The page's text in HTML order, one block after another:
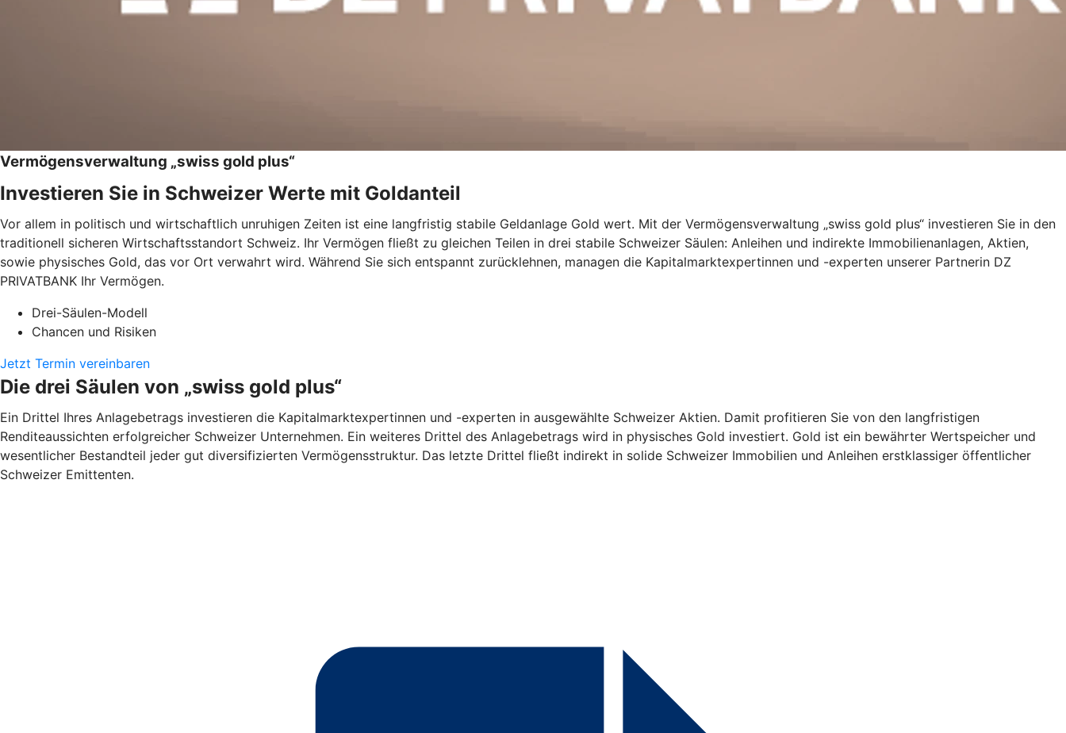
Vermögensverwaltung „swiss gold plus“
Investieren Sie in Schweizer Werte mit Goldanteil
Vor allem in politisch und wirtschaftlich unruhigen Zeiten ist eine langfristig stabile Geldanlage Gold wert. Mit der Vermögensverwaltung „swiss gold plus“ investieren Sie in den
traditionell sicheren Wirtschaftsstandort Schweiz. Ihr Vermögen fließt zu gleichen Teilen in drei stabile Schweizer Säulen: Anleihen und indirekte Immobilienanlagen, Aktien,
sowie physisches Gold, das vor Ort verwahrt wird. Während Sie sich entspannt zurücklehnen, managen die Kapitalmarktexpertinnen und -experten unserer Partnerin DZ
PRIVATBANK Ihr Vermögen.
Drei-Säulen-Modell
Chancen und Risiken
Jetzt Termin vereinbaren
Die drei Säulen von „swiss gold plus“
Ein Drittel Ihres Anlagebetrags investieren die Kapitalmarktexpertinnen und -experten in ausgewählte Schweizer Aktien. Damit profitieren Sie von den langfristigen
Renditeaussichten erfolgreicher Schweizer Unternehmen. Ein weiteres Drittel des Anlagebetrags wird in physisches Gold investiert. Gold ist ein bewährter Wertspeicher und
wesentlicher Bestandteil jeder gut diversifizierten Vermögensstruktur. Das letzte Drittel fließt indirekt in solide Schweizer Immobilien und Anleihen erstklassiger öffentlicher
Schweizer Emittenten.